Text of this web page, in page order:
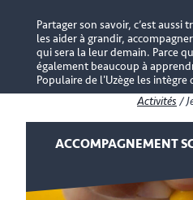
Partager son savoir, c’est
les aider à grandir,
qui sera la leur demain. Parce
également beaucoup à
Populaire de l'Uzège les
Activités /
ACCOMPAGNEMENT